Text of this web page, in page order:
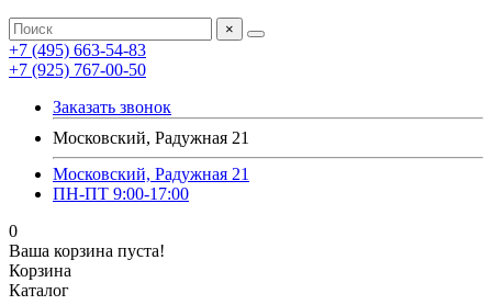
×
+7 (495) 663-54-83
+7 (925) 767-00-50
Заказать звонок
Московский, Радужная 21
Московский, Радужная 21
ПН-ПТ 9:00-17:00
0
Ваша корзина пуста!
Корзина
Каталог